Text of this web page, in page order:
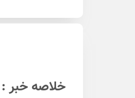
خلاصه خبر :